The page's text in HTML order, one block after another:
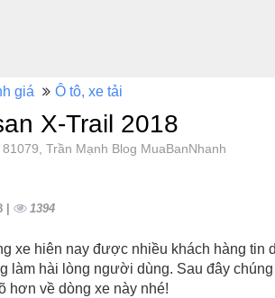
giá Ô tô, xe tải
X-Trail 2018
Trần Mạnh Blog MuaBanNhanh
| 1394
xe hiên nay được nhiều khách hàng tin
làm hài lòng người dùng. Sau đây
hơn về dòng xe này nhé!